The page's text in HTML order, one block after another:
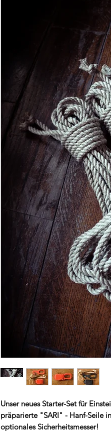
Unser neues Starter-Set für
präparierte "SARI" - Hanf-Seile
optionales Sicherheitsmesser!